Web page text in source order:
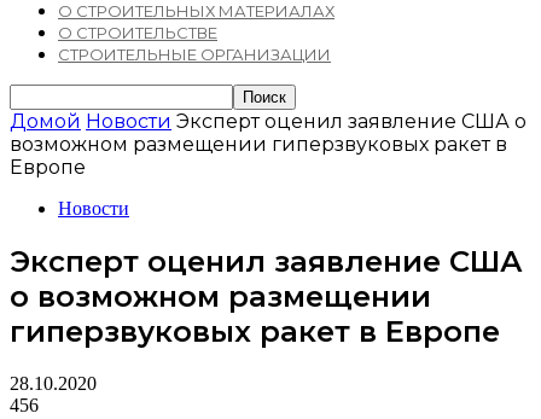
О СТРОИТЕЛЬНЫХ МАТЕРИАЛАХ
О СТРОИТЕЛЬСТВЕ
СТРОИТЕЛЬНЫЕ ОРГАНИЗАЦИИ
Домой Новости Эксперт оценил заявление США о
возможном размещении гиперзвуковых ракет в
Европе
Новости
Эксперт оценил заявление США
о возможном размещении
гиперзвуковых ракет в Европе
28.10.2020
456